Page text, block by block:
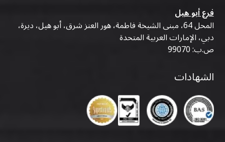
فرع أبو هيل
المحل 64، مبنى الشيخة فاطمة، هور العنز شرق، أبو هيل، ديرة،
دبي، الإمارات العربية المتحدة
ص.ب: 99070
الشهادات